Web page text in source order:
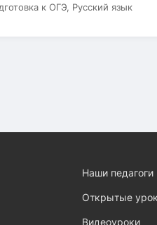
к ОГЭ, Русский язык
Наши педагоги
Открытые
Видеоуроки